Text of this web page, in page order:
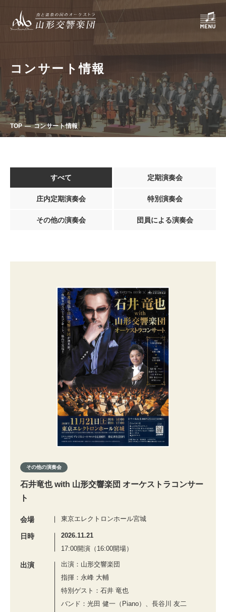
コンサート情報
TOP コンサート情報
すべて 定期演奏会
庄内定期演奏会 特別演奏会
その他の演奏会 団員による演奏会
その他の演奏会
石井竜也 with 山形交響楽団 オーケストラコンサー
ト
会場 東京エレクトロンホール宮城
日時
2026.11.21
17:00開演（16:00開場）
出演
出演：山形交響楽団
指揮：永峰 大輔
特別ゲスト：石井 竜也
バンド：光田 健一（Piano）、長谷川 友二